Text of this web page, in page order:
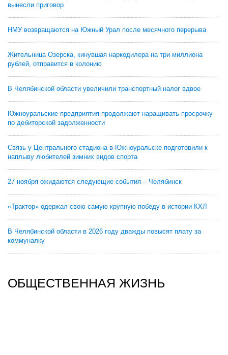
вынесли приговор
НМУ возвращаются на Южный Урал после месячного перерыва
Жительница Озерска, кинувшая наркодилера на три миллиона
рублей, отправится в колонию
В Челябинской области увеличили транспортный налог вдвое
Южноуральские предприятия продолжают наращивать просрочку
по дебиторской задолженности
Связь у Центрального стадиона в Южноуральске подготовили к
наплыву любителей зимних видов спорта
27 ноября ожидаются следующие события – Челябинск
«Трактор» одержал свою самую крупную победу в истории КХЛ
В Челябинской области в 2026 году дважды повысят плату за
коммуналку
ОБЩЕСТВЕННАЯ ЖИЗНЬ